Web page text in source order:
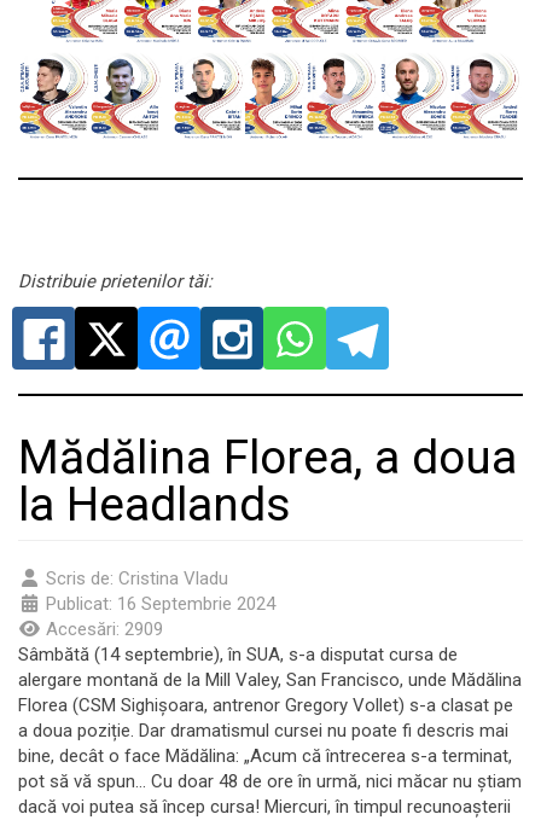
Distribuie prietenilor tăi:
Mădălina Florea, a doua
la Headlands
Scris de: Cristina Vladu
Publicat: 16 Septembrie 2024
Accesări: 2909
Sâmbătă (14 septembrie), în SUA, s-a disputat cursa de
alergare montană de la Mill Valey, San Francisco, unde Mădălina
Florea (CSM Sighișoara, antrenor Gregory Vollet) s-a clasat pe
a doua poziție. Dar dramatismul cursei nu poate fi descris mai
bine, decât o face Mădălina: „Acum că întrecerea s-a terminat,
pot să vă spun… Cu doar 48 de ore în urmă, nici măcar nu știam
dacă voi putea să încep cursa! Miercuri, în timpul recunoașterii